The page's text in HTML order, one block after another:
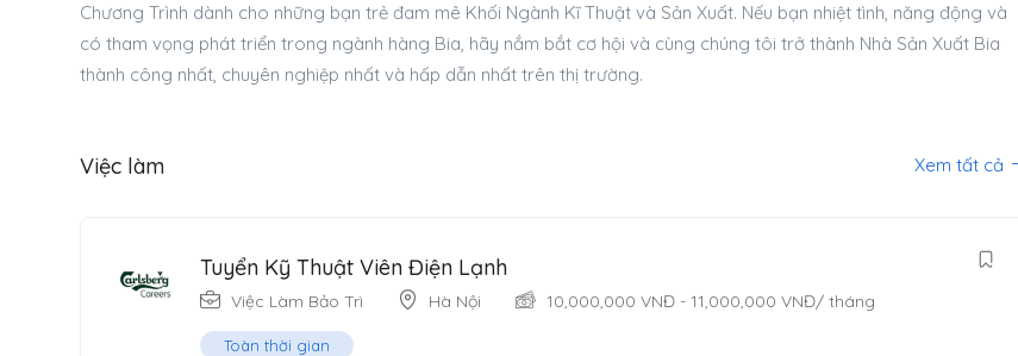
Chương Trình dành cho những bạn trẻ đam mê Khối Ngành Kĩ Thuật và Sản Xuất. Nếu bạn nhiệt tình, năng động và
có tham vọng phát triển trong ngành hàng Bia, hãy nắm bắt cơ hội và cùng chúng tôi trở thành Nhà Sản Xuất Bia
thành công nhất, chuyên nghiệp nhất và hấp dẫn nhất trên thị trường.
Việc làm Xem tất cả
Tuyển Kỹ Thuật Viên Điện Lạnh
Việc Làm Bảo Trì Hà Nội 10,000,000 VNĐ - 11,000,000 VNĐ/ tháng
Toàn thời gian